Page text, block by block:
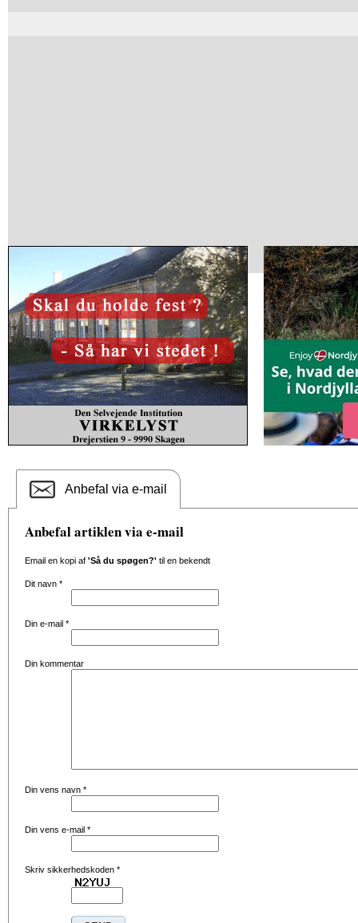
Anbefal via e-mail
Anbefal artiklen via e-mail
Email en kopi af 'Så du spøgen?' til en bekendt
Dit navn *
Din e-mail *
Din kommentar
Din vens navn *
Din vens e-mail *
Skriv sikkerhedskoden *